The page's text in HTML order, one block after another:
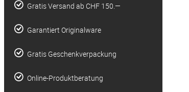
Gratis Versand ab CHF 150.—
Garantiert Originalware
Gratis Geschenkverpackung
Online-Produktberatung